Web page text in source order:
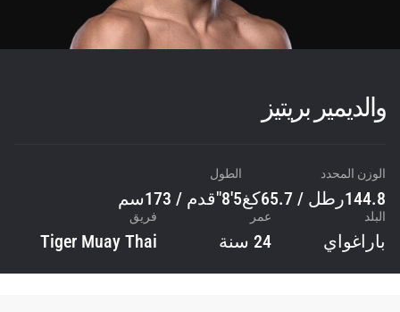
والديمير بريتيز
الوزن المحدد
144.8رطل / 65.7كغ
الطول
5'8"قدم / 173سم
البلد
باراغواي
عمر
24 سنة
فريق
Tiger Muay Thai